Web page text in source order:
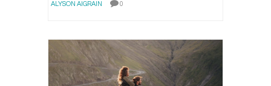
ALYSON AIGRAIN
0